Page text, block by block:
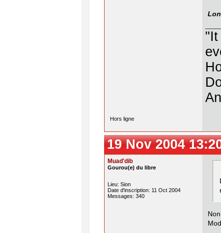
"It
Hors ligne
19 Nov 2004
Muad'dib
Gourou(e) du libre
Lieu: Sion
Date d'inscription: 11 Oct 2004
Messages: 340